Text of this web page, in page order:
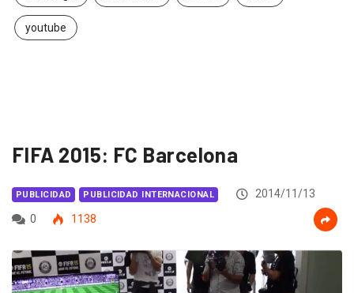
youtube
FIFA 2015: FC Barcelona
PUBLICIDAD PUBLICIDAD INTERNACIONAL
2014/11/13
0
1138